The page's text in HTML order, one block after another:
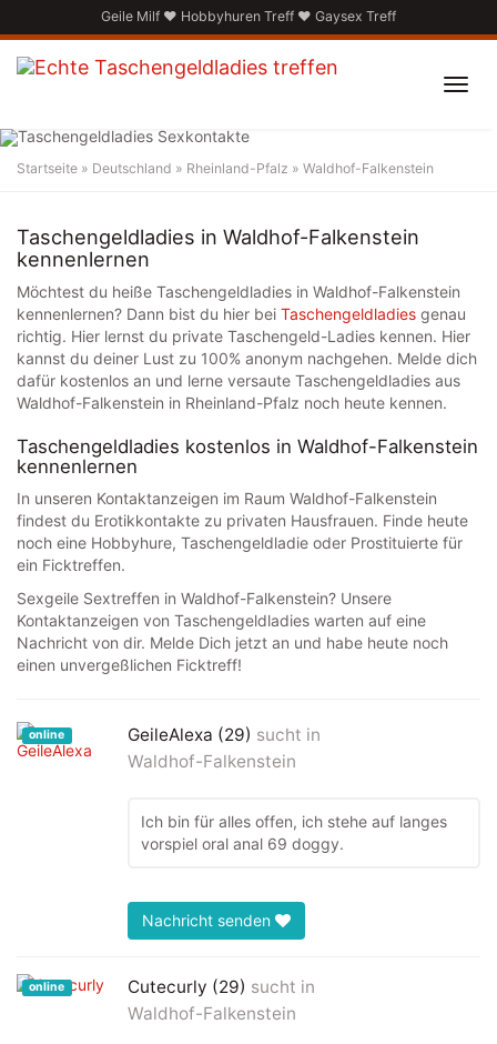
to
main
content
Geile Milf ♥ Hobbyhuren Treff ♥ Gaysex Treff
Startseite » Deutschland » Rheinland-Pfalz » Waldhof-Falkenstein
Taschengeldladies in Waldhof-Falkenstein
kennenlernen
Möchtest du heiße Taschengeldladies in Waldhof-Falkenstein
kennenlernen? Dann bist du hier bei Taschengeldladies genau
richtig. Hier lernst du private Taschengeld-Ladies kennen. Hier
kannst du deiner Lust zu 100% anonym nachgehen. Melde dich
dafür kostenlos an und lerne versaute Taschengeldladies aus
Waldhof-Falkenstein in Rheinland-Pfalz noch heute kennen.
Taschengeldladies kostenlos in Waldhof-Falkenstein
kennenlernen
In unseren Kontaktanzeigen im Raum Waldhof-Falkenstein
findest du Erotikkontakte zu privaten Hausfrauen. Finde heute
noch eine Hobbyhure, Taschengeldladie oder Prostituierte für
ein Ficktreffen.
Sexgeile Sextreffen in Waldhof-Falkenstein? Unsere
Kontaktanzeigen von Taschengeldladies warten auf eine
Nachricht von dir. Melde Dich jetzt an und habe heute noch
einen unvergeßlichen Ficktreff!
online GeileAlexa (29) sucht in
Waldhof-Falkenstein
Ich bin für alles offen, ich stehe auf langes
vorspiel oral anal 69 doggy.
Nachricht senden
online Cutecurly (29) sucht in
Waldhof-Falkenstein